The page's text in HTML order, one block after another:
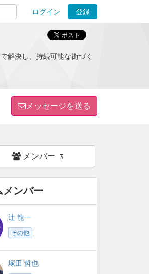
ログイン
登録
解決し、持続可能な街づく
メッセージを送る
メンバー 3
メンバー
辻 龍一
その他
塚田 哲也